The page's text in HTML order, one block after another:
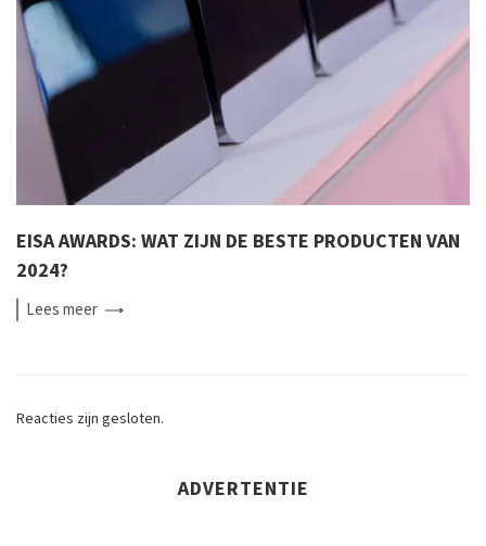
EISA AWARDS: WAT ZIJN DE BESTE PRODUCTEN VAN
2024?
Leesmeer
Reacties zijn gesloten.
ADVERTENTIE